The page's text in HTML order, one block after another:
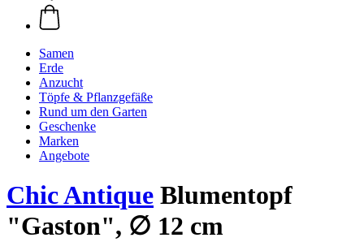
Samen
Erde
Anzucht
Töpfe & Pflanzgefäße
Rund um den Garten
Geschenke
Marken
Angebote
Chic Antique Blumentopf
"Gaston", ∅ 12 cm